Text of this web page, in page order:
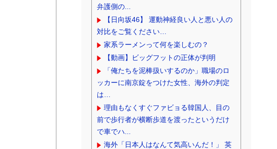
弁護側の...
【日向坂46】 運動神経良い人と悪い人の
対比をご覧ください…
家系ラーメンって何を楽しむの？
【動画】ビッグフットの正体が判明
「俺たちを泥棒扱いするのか」職場のロ
ッカーに南京錠をつけた女性、海外の判定
は…
理由もなくすぐファビョる韓国人、目の
前で歩行者が横断歩道を渡ったというだけ
で車でハ...
海外「日本人はなんて気高いんだ！」 英